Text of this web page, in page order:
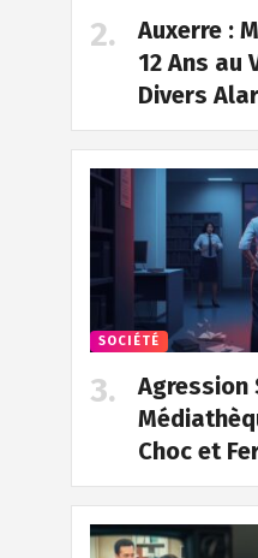
Auxerre :
12 Ans au
Divers
SOCIÉTÉ
Agression
Choc et